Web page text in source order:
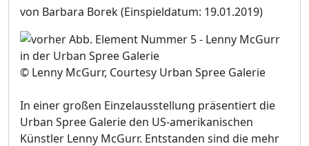
von Barbara Borek(Einspieldatum: 19.01.2019)
© Lenny McGurr, Courtesy Urban Spree Galerie
In einer großen Einzelausstellung präsentiert die
Urban Spree Galerie den US-amerikanischen
Künstler Lenny McGurr. Entstanden sind die mehr